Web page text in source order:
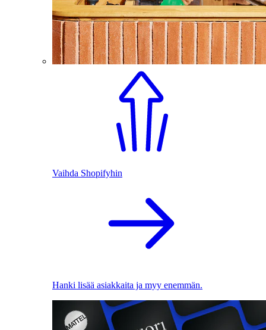
Vaihda Shopifyhin
Hanki lisää asiakkaita ja myy enemmän.